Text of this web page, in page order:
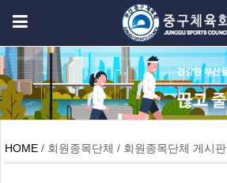
HOME / 회원종목단체 / 회원종목단체 게시판